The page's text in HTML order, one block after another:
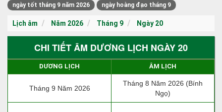
ngày tốt tháng 9 năm 2026
ngày hoàng đạo tháng 9
Lịch âm Năm 2026 Tháng 9 Ngày 20
CHI TIẾT ÂM DƯƠNG LỊCH NGÀY 20
DƯƠNG LỊCH ÂM LỊCH
Tháng 9 Năm 2026
Tháng 8 Năm 2026 (Bính
Ngọ)